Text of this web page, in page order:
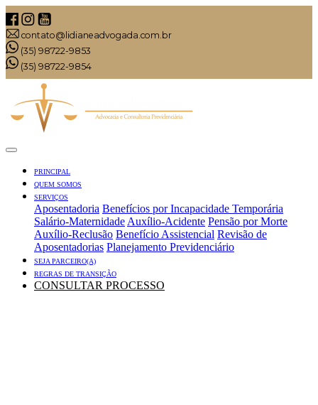
contato@lidianeadvogada.com.br
(35) 98722-9853
(35) 98722-9854
PRINCIPAL
QUEM SOMOS
SERVIÇOS
Aposentadoria Benefícios por Incapacidade Temporária
Salário-Maternidade Auxílio-Acidente Pensão por Morte
Auxílio-Reclusão Benefício Assistencial Revisão de
Aposentadorias Planejamento Previdenciário
SEJA PARCEIRO(A)
REGRAS DE TRANSIÇÃO
CONSULTAR PROCESSO